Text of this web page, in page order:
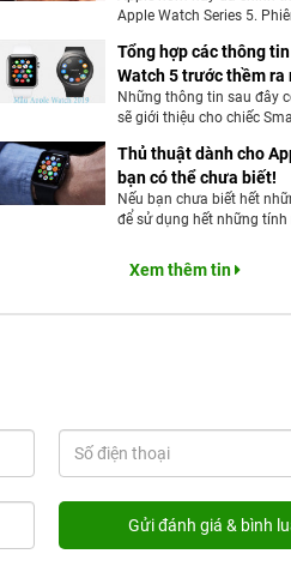
Apple Watch Series 5.
Series 4, tuy nhiên vẫn có
tiến đáng kể về tính năng.
Tổng hợp các thông
Watch 5 trước thềm ra
Những thông tin sau đây
sẽ giới thiệu cho chiếc
đợi như lời đồn.
Thủ thuật dành cho
bạn có thể chưa biết!
Nếu bạn chưa biết hết
để sử dụng hết những
bật mí thủ thuật dành cho
mà bạn nhất định đừng bỏ
Xem thêm tin